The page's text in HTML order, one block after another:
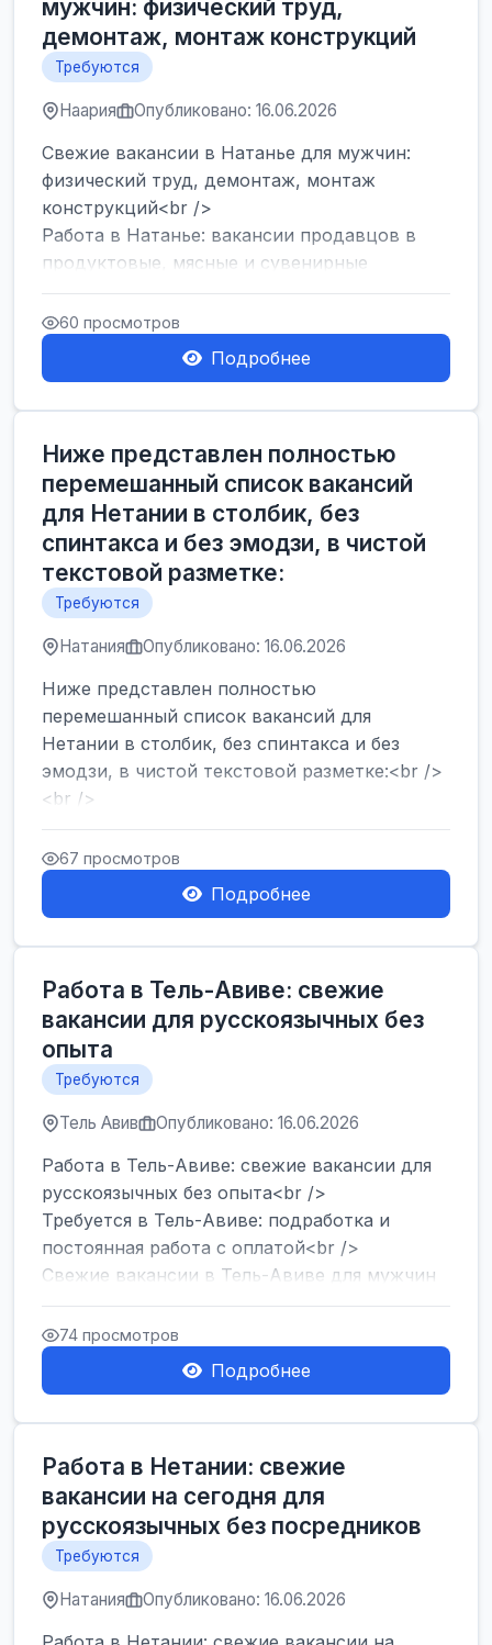
мужчин: физический труд,
демонтаж, монтаж конструкций
Требуются
Наария Опубликовано: 16.06.2026
Свежие вакансии в Натанье для мужчин:
физический труд, демонтаж, монтаж
конструкций<br />
Работа в Натанье: вакансии продавцов в
продуктовые, мясные и сувенирные
лавки<br />
Разнорабочий на сборку м...
60 просмотров
Подробнее
Ниже представлен полностью
перемешанный список вакансий
для Нетании в столбик, без
спинтакса и без эмодзи, в чистой
текстовой разметке:
Требуются
Натания Опубликовано: 16.06.2026
Ниже представлен полностью
перемешанный список вакансий для
Нетании в столбик, без спинтакса и без
эмодзи, в чистой текстовой разметке:<br />
<br />
Работа в Нетании на мебельном
производстве: требу...
67 просмотров
Подробнее
Работа в Тель-Авиве: свежие
вакансии для русскоязычных без
опыта
Требуются
Тель Авив Опубликовано: 16.06.2026
Работа в Тель-Авиве: свежие вакансии для
русскоязычных без опыта<br />
Требуется в Тель-Авиве: подработка и
постоянная работа с оплатой<br />
Свежие вакансии в Тель-Авиве для мужчин
и женщин от хозя...
74 просмотров
Подробнее
Работа в Нетании: свежие
вакансии на сегодня для
русскоязычных без посредников
Требуются
Натания Опубликовано: 16.06.2026